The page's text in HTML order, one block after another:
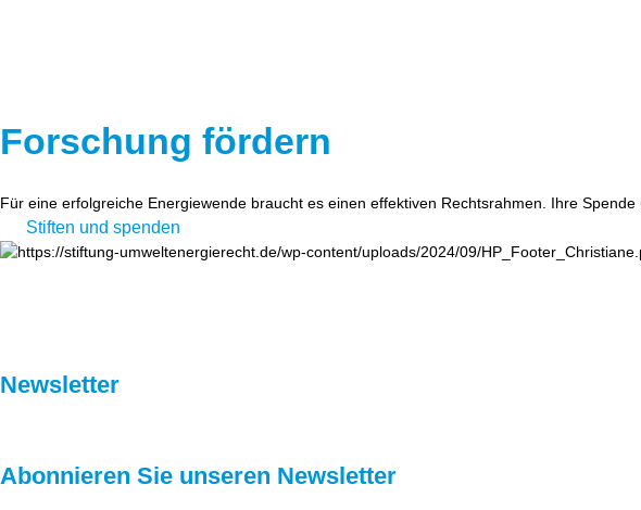
Forschung fördern
Für eine erfolgreiche Energiewende braucht es einen effektiven Rechtsrahmen. Ihre
Stiften und spenden
Newsletter
Abonnieren Sie unseren Newsletter